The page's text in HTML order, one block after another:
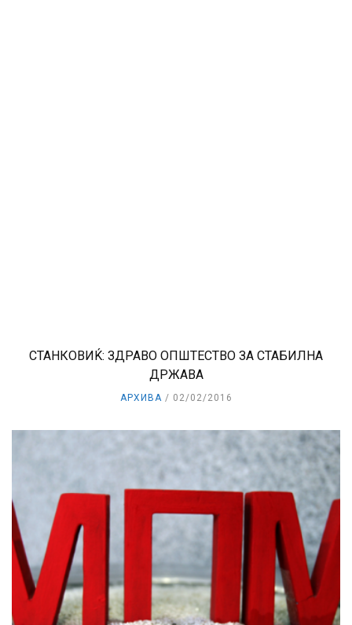
СТАНКОВИЌ: ЗДРАВО ОПШТЕСТВО ЗА СТАБИЛНА
ДРЖАВА
АРХИВА 02/02/2016